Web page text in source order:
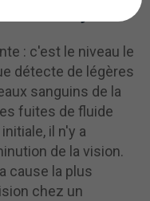
façons :
: c'est le niveau le
détecte de légères
sanguins de la
fuites de fluide
il n'y a
de la vision.
cause la plus
chez un